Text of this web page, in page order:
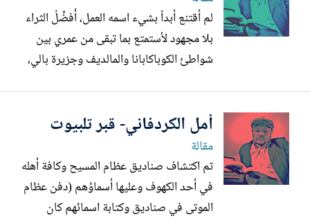
ثرياً بل ليتمكن...
لم أقتنع أبداً بشيء اسمه العمل، أُفضِّلُ الثراء
بلا مجهود لأستمتع بما تبقى من عمري بين
شواطئ الكوباكابانا والمالديف وجزيرة بالي،
وخلوها منهم) ..الخ. أما العمل فمجبر عليه لأن
الحياة بلا عمل تعني حياة بلا مال. والحياة
بلا...
أمل الكردفاني- قبر تلبيوت
مقالة
تم اكتشاف صناديق عظام المسيح وكافة أهله
في أحد الكهوف وعليها أسماؤهم (دفن عظام
الموتى في صناديق وكتابة اسمائهم كان